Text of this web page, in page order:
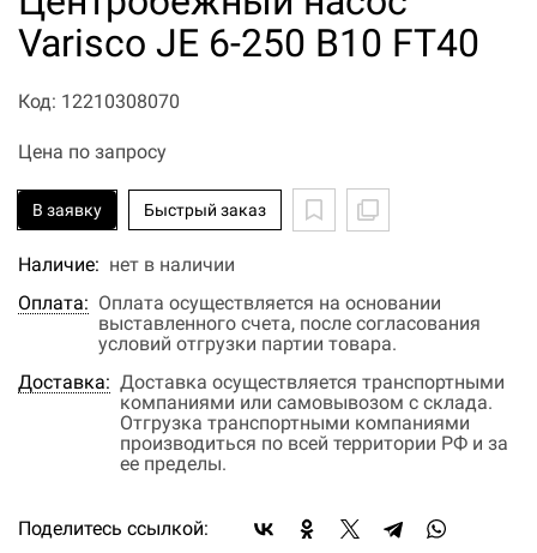
Varisco JE 6-250 B10 FT40
Код: 12210308070
Цена по запросу
В заявку Быстрый заказ
Наличие: нет в наличии
Оплата: Оплата осуществляется на основании
выставленного счета, после согласования
условий отгрузки партии товара.
Доставка: Доставка осуществляется транспортными
компаниями или самовывозом с склада.
Отгрузка транспортными компаниями
производиться по всей территории РФ и за
ее пределы.
Поделитесь ссылкой: